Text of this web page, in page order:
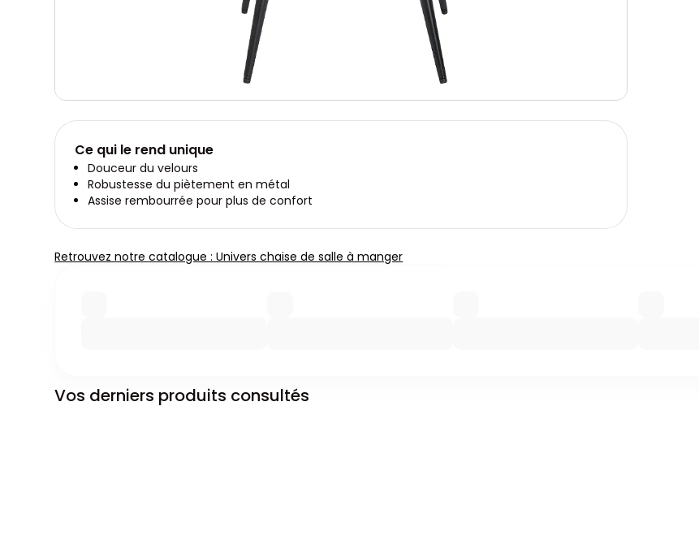
Ce qui le rend unique
Douceur du velours
Robustesse du piètement en métal
Assise rembourrée pour plus de confort
Retrouvez notre catalogue : Univers chaise de salle à manger
Vos derniers produits consultés